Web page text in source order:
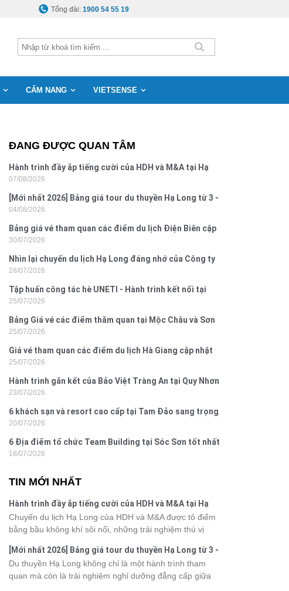
Tổng đài:1900 54 55 19
CẨM NANG VIETSENSE
ĐANG ĐƯỢC QUAN TÂM
Hành trình đầy ắp tiếng cười của HDH và M&A tại Hạ
Long
07/08/2026
[Mới nhất 2026] Bảng giá tour du thuyền Hạ Long từ 3 -
6 sao
04/08/2026
Bảng giá vé tham quan các điểm du lịch Điện Biên cập
nhật 2026
30/07/2026
Nhìn lại chuyến du lịch Hạ Long đáng nhớ của Công ty
Tân Hưng 2026
28/07/2026
Tập huấn công tác hè UNETI - Hành trình kết nối tại
Hòn Dấu, Đồ Sơn
25/07/2026
Bảng Giá vé các điểm thăm quan tại Mộc Châu và Sơn
La 2026
25/07/2026
Giá vé tham quan các điểm du lịch Hà Giang cập nhật
2026
25/07/2026
Hành trình gắn kết của Bảo Việt Tràng An tại Quy Nhơn
- Phú Yên
23/07/2026
6 khách sạn và resort cao cấp tại Tam Đảo sang trọng
tiện nghi
20/07/2026
6 Địa điểm tổ chức Team Building tại Sóc Sơn tốt nhất
hiện nay
18/07/2026
TIN MỚI NHẤT
Hành trình đầy ắp tiếng cười của HDH và M&A tại Hạ
Long
Chuyến du lịch Hạ Long của HDH và M&A được tô điểm
bằng bầu không khí sôi nổi, những trải nghiệm thú vị
quan thiên nhiên đến những phút giây đồng hành bên
nhau, tất cả đã tạo nên một chuyến đi tràn đầy cảm xúc
và dấu ấn khó quên.
[Mới nhất 2026] Bảng giá tour du thuyền Hạ Long từ 3 -
6 sao
Du thuyền Hạ Long không chỉ là một hành trình tham
quan mà còn là trải nghiệm nghỉ dưỡng đẳng cấp giữa